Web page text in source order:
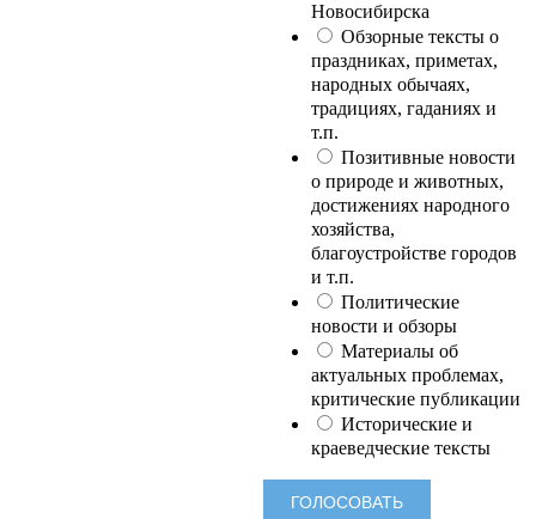
Новосибирска
Обзорные тексты о
праздниках, приметах,
народных обычаях,
традициях, гаданиях и
т.п.
Позитивные новости
о природе и животных,
достижениях народного
хозяйства,
благоустройстве городов
и т.п.
Политические
новости и обзоры
Материалы об
актуальных проблемах,
критические публикации
Исторические и
краеведческие тексты